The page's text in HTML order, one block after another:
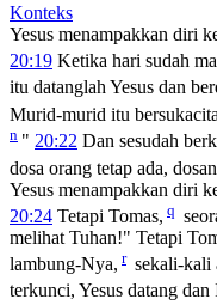
Konteks
Yesus menampakkan diri
20:19 Ketika hari sudah
itu datanglah Yesus dan
Murid-murid itu bersukacita
n " 20:22 Dan sesudah
dosa orang tetap ada,
Yesus menampakkan diri
20:24 Tetapi Tomas, q
melihat Tuhan!" Tetapi
lambung-Nya, r sekali-kali
terkunci, Yesus datang